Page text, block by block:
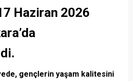
Haziran 2026
gençlerin yaşam kalitesini